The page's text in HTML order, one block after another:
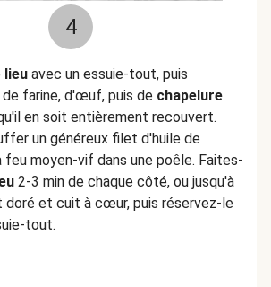
4
lieu avec un essuie-tout, puis
farine, d'œuf, puis de chapelure
en soit entièrement recouvert.
un généreux filet d'huile de
feu moyen-vif dans une poêle. Faites-
2-3 min de chaque côté, ou jusqu'à
doré et cuit à cœur, puis réservez-le
tout.